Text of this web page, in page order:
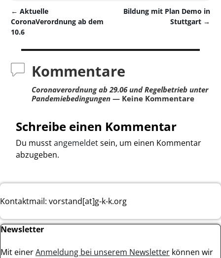
Artikelnavigation
← Aktuelle
CoronaVerordnung ab dem
10.6
Bildung mit Plan Demo in
Stuttgart →
Kommentare
Coronaverordnung ab 29.06 und Regelbetrieb unter
Pandemiebedingungen— Keine Kommentare
Schreibe einen Kommentar
Du musstangemeldetsein, um einen Kommentar
abzugeben.
Kontaktmail: vorstand[at]g-k-k.org
Newsletter
Mit einerAnmeldung bei unserem Newsletter können wir